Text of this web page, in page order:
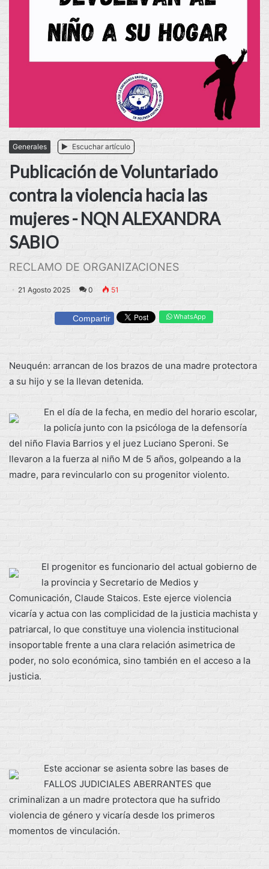
Generales Escuchar artículo
Publicación de Voluntariado
contra la violencia hacia las
mujeres - NQN ALEXANDRA
SABIO
RECLAMO DE ORGANIZACIONES
21 Agosto 2025 0 51
Compartir WhatsApp
Neuquén: arrancan de los brazos de una madre protectora
a su hijo y se la llevan detenida.
En el día de la fecha, en medio del horario escolar,
la policía junto con la psicóloga de la defensoría
del niño Flavia Barrios y el juez Luciano Speroni. Se
llevaron a la fuerza al niño M de 5 años, golpeando a la
madre, para revincularlo con su progenitor violento.
El progenitor es funcionario del actual gobierno de
la provincia y Secretario de Medios y
Comunicación, Claude Staicos. Este ejerce violencia
vicaría y actua con las complicidad de la justicia machista y
patriarcal, lo que constituye una violencia institucional
insoportable frente a una clara relación asimetrica de
poder, no solo económica, sino también en el acceso a la
justicia.
Este accionar se asienta sobre las bases de
FALLOS JUDICIALES ABERRANTES que
criminalizan a un madre protectora que ha sufrido
violencia de género y vicaría desde los primeros
momentos de vinculación.